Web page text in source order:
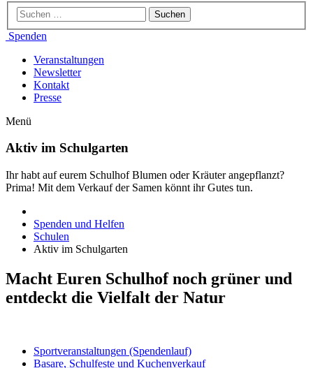
Spenden
Veranstaltungen
Newsletter
Kontakt
Presse
Menü
Aktiv im Schulgarten
Ihr habt auf eurem Schulhof Blumen oder Kräuter angepflanzt?
Prima! Mit dem Verkauf der Samen könnt ihr Gutes tun.
Spenden und Helfen
Schulen
Aktiv im Schulgarten
Macht Euren Schulhof noch grüner und
entdeckt die Vielfalt der Natur
Sportveranstaltungen (Spendenlauf)
Basare, Schulfeste und Kuchenverkauf